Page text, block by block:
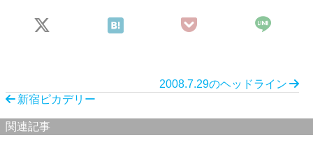
2008.7.29のヘッドライン
新宿ピカデリー
関連記事